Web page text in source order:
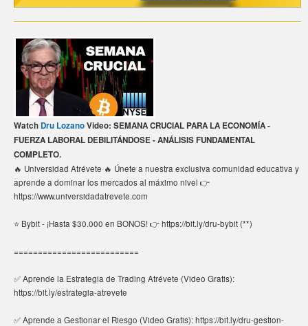
PLATEBNÍ KARTA BITCOIN (ČEŠTINA)
WatchDru LozanoVideo: SEMANA CRUCIAL PARA LA ECONOMÍA -
FUERZA LABORAL DEBILITÁNDOSE - ANÁLISIS FUNDAMENTAL
COMPLETO.
🔥 Universidad Atrévete 🔥 Únete a nuestra exclusiva comunidad educativa y
aprende a dominar los mercados al máximo nivel 👉
https://www.universidadatrevete.com
⭐ Bybit - ¡Hasta $30.000 en BONOS! 👉 https://bit.ly/dru-bybit (**)
==========================
✅ Aprende la Estrategia de Trading Atrévete (Video Gratis):
https://bit.ly/estrategia-atrevete
✅ Aprende a Gestionar el Riesgo (Video Gratis): https://bit.ly/dru-gestion-